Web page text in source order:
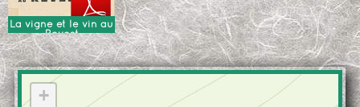
La vigne et le vin au
Revest
+